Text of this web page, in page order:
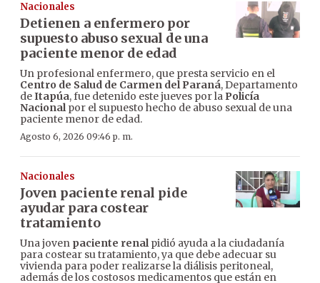
Nacionales
Detienen a enfermero por
supuesto abuso sexual de una
paciente menor de edad
Un profesional enfermero, que presta servicio en el
Centro de Salud de Carmen del Paraná, Departamento
deItapúa, fue detenido este jueves por la Policía
Nacionalpor el supuesto hecho de abuso sexual de una
paciente menor de edad.
Agosto 6, 2026 09:46 p. m.
Nacionales
Joven paciente renal pide
ayudar para costear
tratamiento
Una joven paciente renalpidió ayuda a la ciudadanía
para costear su tratamiento, ya que debe adecuar su
vivienda para poder realizarse la diálisis peritoneal,
además de los costosos medicamentos que están en